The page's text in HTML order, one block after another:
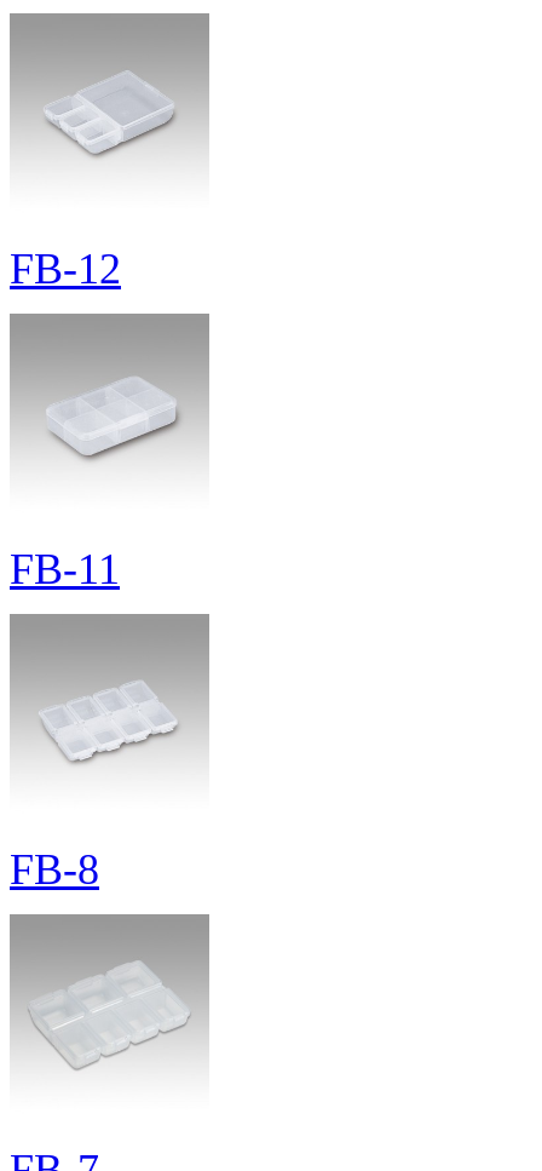
FB-12
FB-11
FB-8